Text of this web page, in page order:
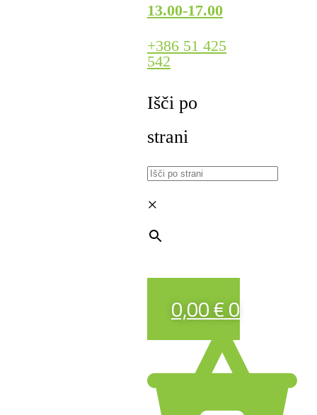
13.00-17.00
+386 51 425
542
Išči po
strani
×
0,00€0